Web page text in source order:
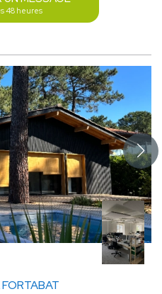
48 heures